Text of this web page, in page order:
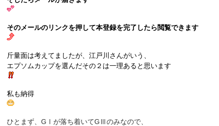
そのメールのリンクを押して本登録を完了したら閲覧できます
斤量面は考えてましたが、江戸川さんがいう、
エプソムカップを選んだその２は一理あると思います
私も納得
ひとまず、GⅠが落ち着いてGⅢのみなので、